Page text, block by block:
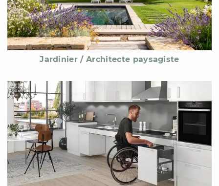
Jardinier / Architecte paysagiste